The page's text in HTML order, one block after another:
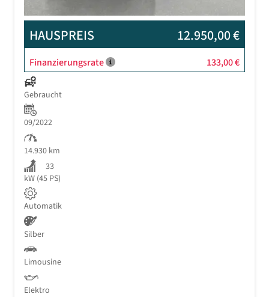
HAUSPREIS 12.950,00 €
Finanzierungsrate 133,00 €
Gebraucht
09/2022
14.930 km
33
kW (45 PS)
Automatik
Silber
Limousine
Elektro